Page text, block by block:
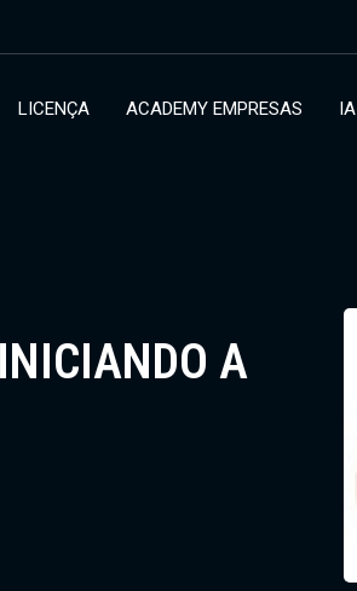
LICENÇA ACADEMY EMPRESAS IA
A